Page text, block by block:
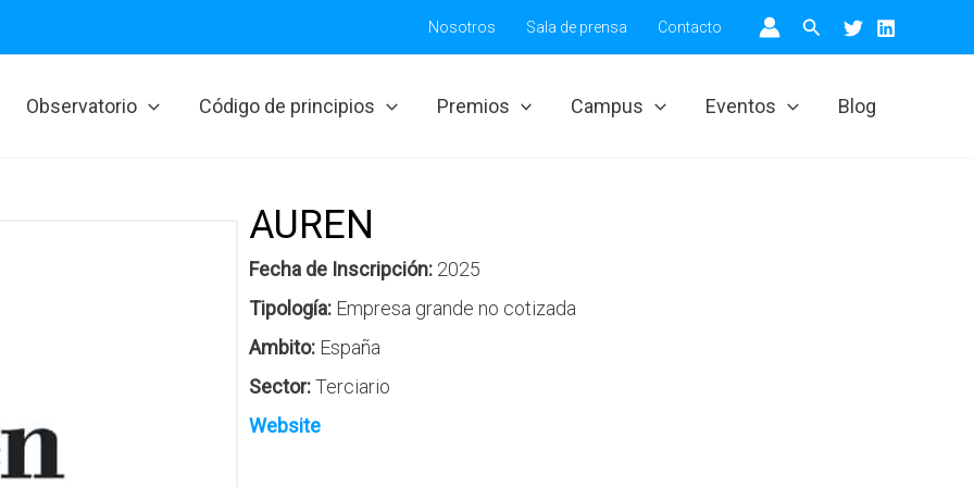
Nosotros Sala de prensa Contacto Buscar
Observatorio Código de principios Premios Campus Eventos Blog
AUREN
Fecha de Inscripción: 2025
Tipología: Empresa grande no cotizada
Ambito: España
Sector:Terciario
Website